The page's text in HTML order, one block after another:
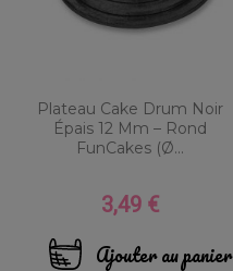
Plateau Cake Drum Noir
Épais 12 Mm – Rond
FunCakes (Ø...
Prix
3,49 €
Ajouter au panier